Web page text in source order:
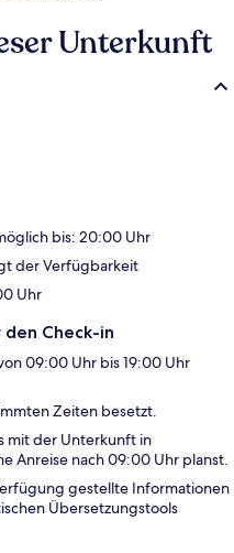
Unterkunft
bis: 20:00 Uhr
der Verfügbarkeit
Uhr
Check-in
09:00 Uhr bis 19:00 Uhr
Zeiten besetzt.
mit der Unterkunft in
Anreise nach 09:00 Uhr planst.
gestellte Informationen
Übersetzungstools